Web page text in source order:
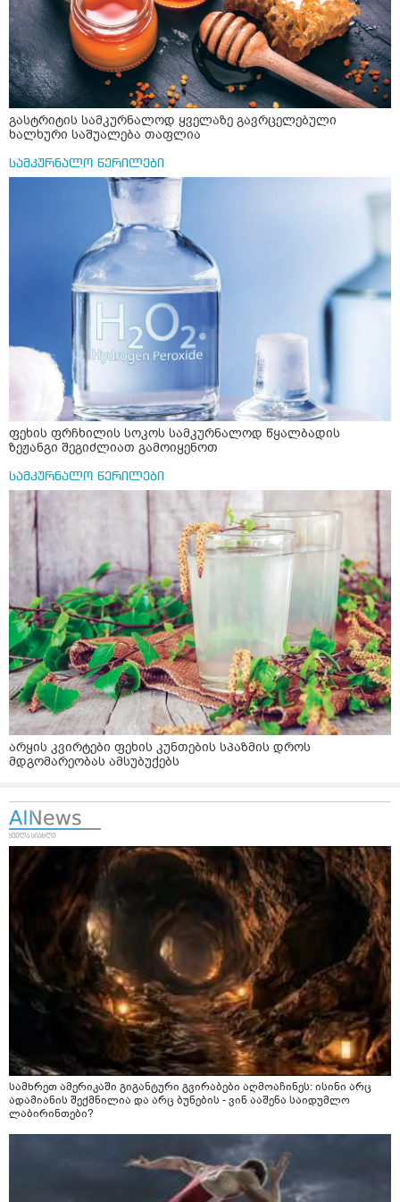
მანიპულაციები რომ თავს მოიკლავდა თუ წამოვიდოდი
მისგან ეს ტოქსიკური ურთიერთობა დავასრულე ეხლა
ისებ ასე ვარ თავბრუხვევებით და როგორ მოვიქცეე
არვიცი ბოდიში ცოყა არულად მიწერია
გასტრიტის სამკურნალოდ ყველაზე გავრცელებული
ხალხური საშუალება თაფლია
სამკურნალო წერილები
ფეხის ფრჩხილის სოკოს სამკურნალოდ წყალბადის
ზეჟანგი შეგიძლიათ გამოიყენოთ
სამკურნალო წერილები
არყის კვირტები ფეხის კუნთების სპაზმის დროს
მდგომარეობას ამსუბუქებს
სამხრეთ ამერიკაში გიგანტური გვირაბები აღმოაჩინეს: ისინი არც
ადამიანის შექმნილია და არც ბუნების - ვინ ააშენა საიდუმლო
ლაბირინთები?